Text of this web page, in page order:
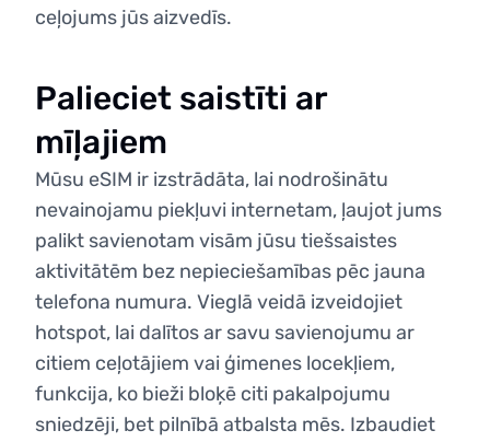
ceļojums jūs aizvedīs.
Palieciet saistīti ar
mīļajiem
Mūsu eSIM ir izstrādāta, lai nodrošinātu
nevainojamu piekļuvi internetam, ļaujot jums
palikt savienotam visām jūsu tiešsaistes
aktivitātēm bez nepieciešamības pēc jauna
telefona numura. Vieglā veidā izveidojiet
hotspot, lai dalītos ar savu savienojumu ar
citiem ceļotājiem vai ģimenes locekļiem,
funkcija, ko bieži bloķē citi pakalpojumu
sniedzēji, bet pilnībā atbalsta mēs. Izbaudiet